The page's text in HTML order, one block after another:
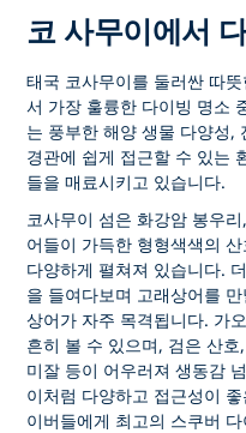
코 사무이에서
태국 코사무이를 둘러싼 따
서 가장 훌륭한 다이빙 명소
는 풍부한 해양 생물 다양성,
경관에 쉽게 접근할 수 있는
들을 매료시키고 있습니다.
코사무이 섬은 화강암 봉우
어들이 가득한 형형색색의
다양하게 펼쳐져 있습니다.
을 들여다보며 고래상어를
상어가 자주 목격됩니다. 가
흔히 볼 수 있으며, 검은 산
미잘 등이 어우러져 생동감
이처럼 다양하고 접근성이
이버들에게 최고의 스쿠버 다